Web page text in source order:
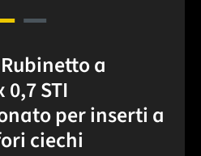
a
STI
per inserti a
ciechi